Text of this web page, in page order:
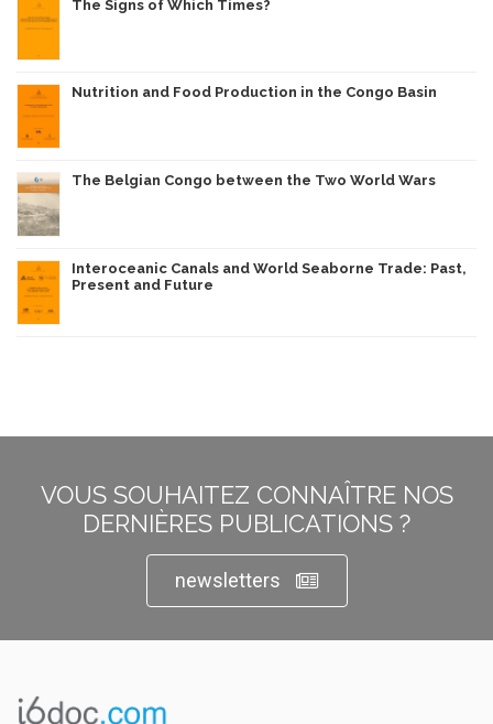
The Signs of Which Times?
Nutrition and Food Production in the Congo Basin
The Belgian Congo between the Two World Wars
Interoceanic Canals and World Seaborne Trade: Past,
Present and Future
VOUS SOUHAITEZ CONNAÎTRE NOS
DERNIÈRES PUBLICATIONS ?
newsletters